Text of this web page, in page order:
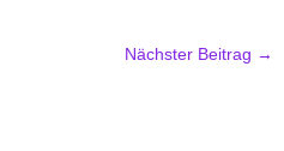
Nächster Beitrag →